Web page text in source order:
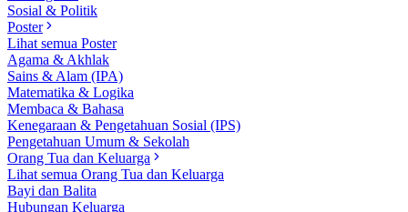
Sosial & Politik
Poster
Lihat semua Poster
Agama & Akhlak
Sains & Alam (IPA)
Matematika & Logika
Membaca & Bahasa
Kenegaraan & Pengetahuan Sosial (IPS)
Pengetahuan Umum & Sekolah
Orang Tua dan Keluarga
Lihat semua Orang Tua dan Keluarga
Bayi dan Balita
Hubungan Keluarga